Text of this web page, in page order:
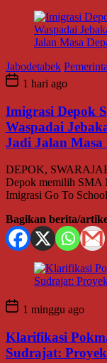
Jabodetabek
1 hari ago
Imigrasi Depok
Waspadai
Jadi Jalan Masa
DEPOK,
Depok memilih SMA
Imigrasi Go To
Bagikan berita/
1 minggu ago
Klarifikasi
Sudrajat: Proyek